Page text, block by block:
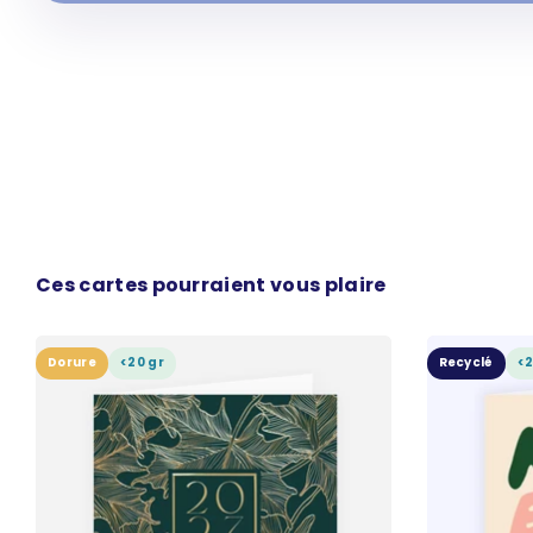
Ces cartes pourraient vous plaire
Dorure <20 gr Recyclé